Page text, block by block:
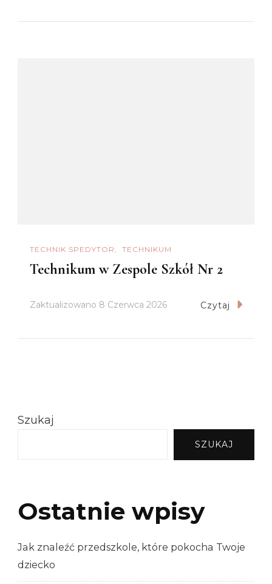
TECHNIK SPEDYTOR TECHNIKUM
Technikum w Zespole Szkół Nr 2
Zaktualizowano 8 Czerwca 2026 Czytaj
Szukaj
SZUKAJ
Ostatnie wpisy
Jak znaleźć przedszkole, które pokocha Twoje
dziecko